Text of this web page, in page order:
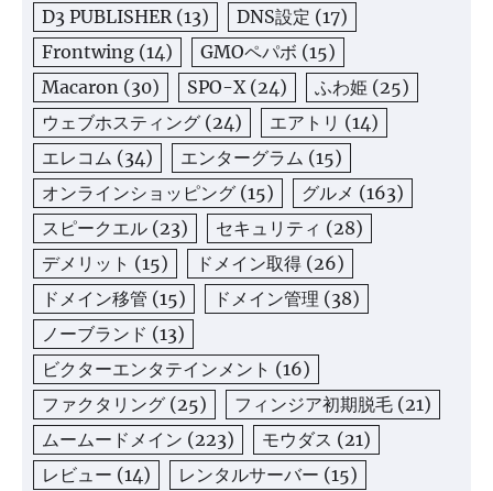
D3 PUBLISHER(13) DNS設定 (17)
Frontwing (14) GMOペパボ (15)
Macaron (30) SPO-X(24) ふわ姫 (25)
ウェブホスティング (24) エアトリ (14)
エレコム (34) エンターグラム (15)
オンラインショッピング (15) グルメ (163)
スピークエル (23) セキュリティ (28)
デメリット (15) ドメイン取得 (26)
ドメイン移管 (15) ドメイン管理 (38)
ノーブランド (13)
ビクターエンタテインメント (16)
ファクタリング (25) フィンジア初期脱毛 (21)
ムームードメイン (223) モウダス (21)
レビュー (14) レンタルサーバー (15)